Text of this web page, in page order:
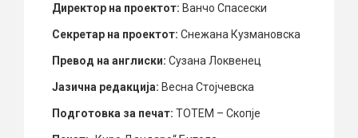
Директор на проектот: Ванчо Спасески
Секретар на проектот: Снежана Кузмановска
Превод на англиски: Сузана Локвенец
Јазична редакција: Весна Стојчевска
Подготовка за печат: ТОТЕМ – Скопје